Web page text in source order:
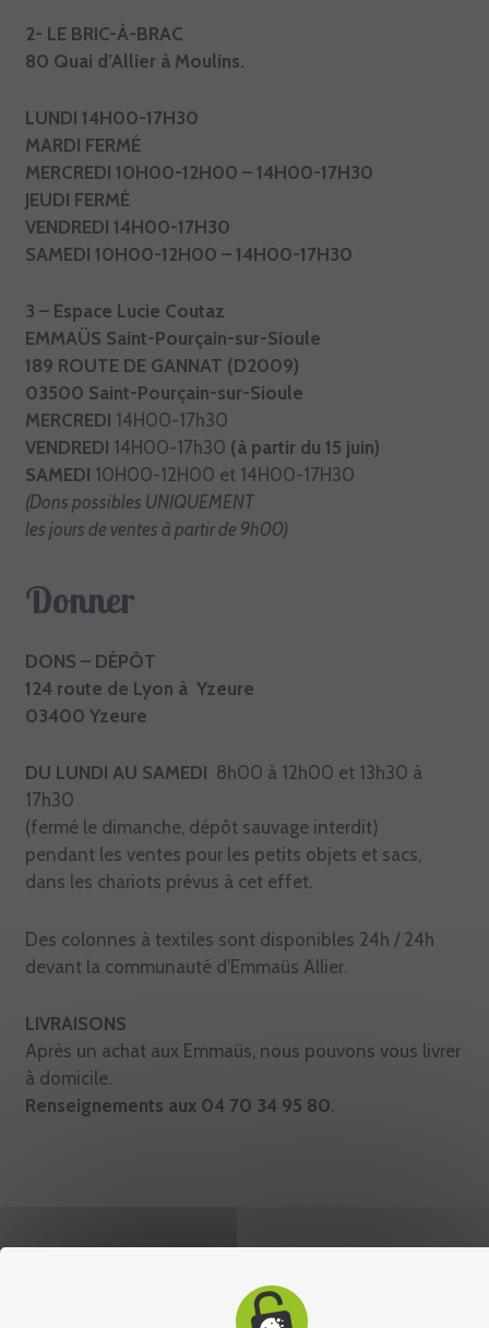
2- LE BRIC-À-BRAC
80 Quai d’Allier à Moulins.
LUNDI 14H00-17H30
MARDI FERMÉ
MERCREDI 10H00-12H00 – 14H00-17H30
JEUDI FERMÉ
VENDREDI 14H00-17H30
SAMEDI 10H00-12H00 – 14H00-17H30
3 – Espace Lucie Coutaz
EMMAÜS Saint-Pourçain-sur-Sioule
189 ROUTE DE GANNAT (D2009)
03500 Saint-Pourçain-sur-Sioule
MERCREDI 14H00-17h30
VENDREDI 14H00-17h30 (à partir du 15 juin)
SAMEDI 10H00-12H00 et 14H00-17H30
(Dons possibles UNIQUEMENT
les jours de ventes à partir de 9h00)
Donner
DONS – DÉPÔT
124 route de Lyon à Yzeure
03400 Yzeure
DU LUNDI AU SAMEDI 8h00 à 12h00 et 13h30 à
17h30
(fermé le dimanche, dépôt sauvage interdit)
pendant les ventes pour les petits objets et sacs,
dans les chariots prévus à cet effet.
Des colonnes à textiles sont disponibles 24h / 24h
devant la communauté d’Emmaüs Allier.
LIVRAISONS
Après un achat aux Emmaüs, nous pouvons vous livrer
à domicile.
Renseignements aux 04 70 34 95 80.